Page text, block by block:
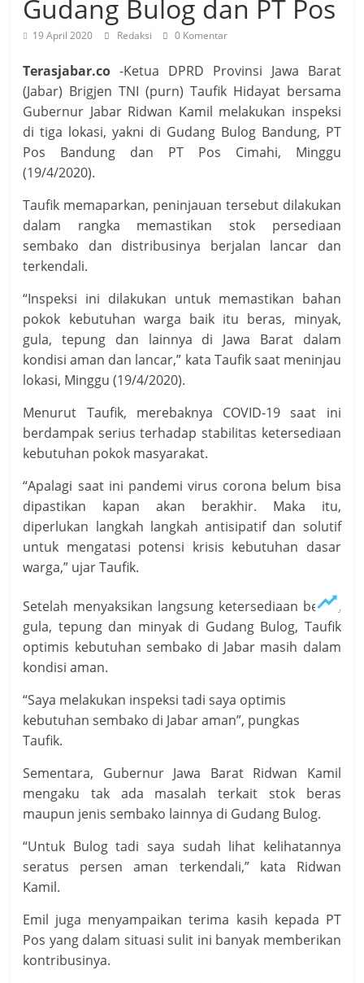
Gudang Bulog dan PT Pos
19 April 2020 Redaksi 0 Komentar
Terasjabar.co -Ketua DPRD Provinsi Jawa Barat
(Jabar) Brigjen TNI (purn) Taufik Hidayat bersama
Gubernur Jabar Ridwan Kamil melakukan inspeksi
di tiga lokasi, yakni di Gudang Bulog Bandung, PT
Pos Bandung dan PT Pos Cimahi, Minggu
(19/4/2020).
Taufik memaparkan, peninjauan tersebut dilakukan
dalam rangka memastikan stok persediaan
sembako dan distribusinya berjalan lancar dan
terkendali.
“Inspeksi ini dilakukan untuk memastikan bahan
pokok kebutuhan warga baik itu beras, minyak,
gula, tepung dan lainnya di Jawa Barat dalam
kondisi aman dan lancar,” kata Taufik saat meninjau
lokasi, Minggu (19/4/2020).
Menurut Taufik, merebaknya COVID-19 saat ini
berdampak serius terhadap stabilitas ketersediaan
kebutuhan pokok masyarakat.
“Apalagi saat ini pandemi virus corona belum bisa
dipastikan kapan akan berakhir. Maka itu,
diperlukan langkah langkah antisipatif dan solutif
untuk mengatasi potensi krisis kebutuhan dasar
warga,” ujar Taufik.
Setelah menyaksikan langsung ketersediaan beras,
gula, tepung dan minyak di Gudang Bulog, Taufik
optimis kebutuhan sembako di Jabar masih dalam
kondisi aman.
“Saya melakukan inspeksi tadi saya optimis
kebutuhan sembako di Jabar aman”, pungkas
Taufik.
Sementara, Gubernur Jawa Barat Ridwan Kamil
mengaku tak ada masalah terkait stok beras
maupun jenis sembako lainnya di Gudang Bulog.
“Untuk Bulog tadi saya sudah lihat kelihatannya
seratus persen aman terkendali,” kata Ridwan
Kamil.
Emil juga menyampaikan terima kasih kepada PT
Pos yang dalam situasi sulit ini banyak memberikan
kontribusinya.